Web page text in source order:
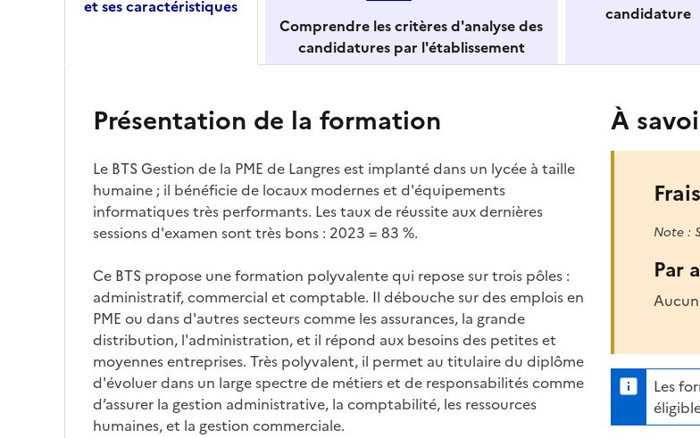
et ses caractéristiques
Comprendre les critères d'analyse des
candidatures par l'établissement
candidature
Présentation de la formation
Le BTS Gestion de la PME de Langres est implanté dans un lycée à taille
humaine ; il bénéficie de locaux modernes et d'équipements
informatiques très performants. Les taux de réussite aux dernières
sessions d'examen sont très bons : 2023 = 83 %.
Ce BTS propose une formation polyvalente qui repose sur trois pôles :
administratif, commercial et comptable. Il débouche sur des emplois en
PME ou dans d'autres secteurs comme les assurances, la grande
distribution, l'administration, et il répond aux besoins des petites et
moyennes entreprises. Très polyvalent, il permet au titulaire du diplôme
d'évoluer dans un large spectre de métiers et de responsabilités comme
d’assurer la gestion administrative, la comptabilité, les ressources
humaines, et la gestion commerciale.
À
Note :
Par
Les